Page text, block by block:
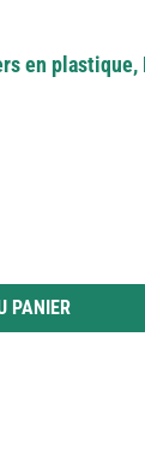
en plastique,
boutons pour
PANIER